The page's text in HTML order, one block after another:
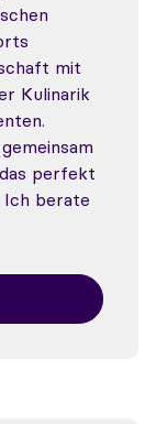
mit
Kulinarik
perfekt
Ich berate